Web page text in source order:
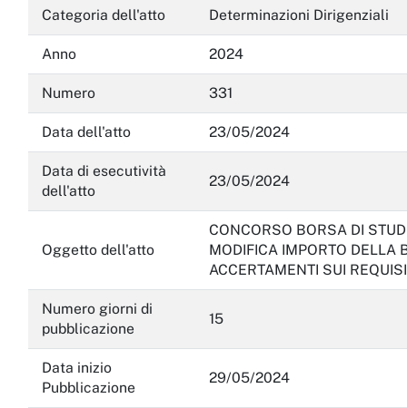
Informazioni ambientali
Interventi straordinari e di emergenza
Altri contenuti
Attuazione misure PNRR
Categoria dell'atto Determinazioni Dirigenziali
Anno 2024
Numero 331
Data dell'atto 23/05/2024
Data di esecutività
dell'atto
23/05/2024
Oggetto dell'atto
CONCORSO BORSA DI
MODIFICA IMPORTO DELLA
ACCERTAMENTI SUI
Numero giorni di
pubblicazione
15
Data inizio
Pubblicazione
29/05/2024